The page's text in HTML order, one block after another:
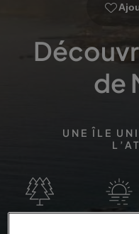
de
UNE ÎLE